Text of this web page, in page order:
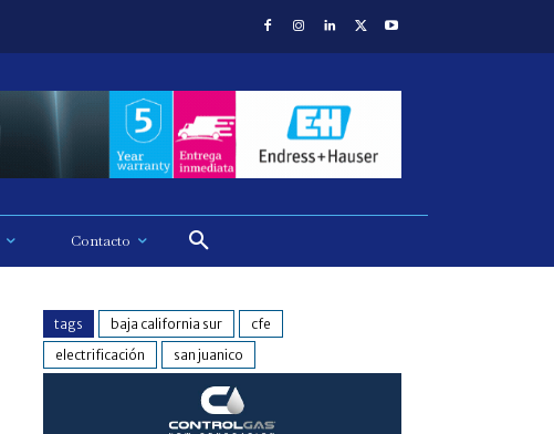
Contacto
tags baja california sur
cfe
electrificación
san juanico